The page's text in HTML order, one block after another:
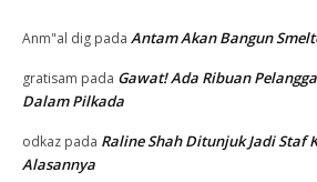
Anm"al dig pada Antam Akan Bangun
gratisam pada Gawat! Ada Ribuan
Dalam Pilkada
odkaz pada Raline Shah Ditunjuk Jadi Staf
Alasannya